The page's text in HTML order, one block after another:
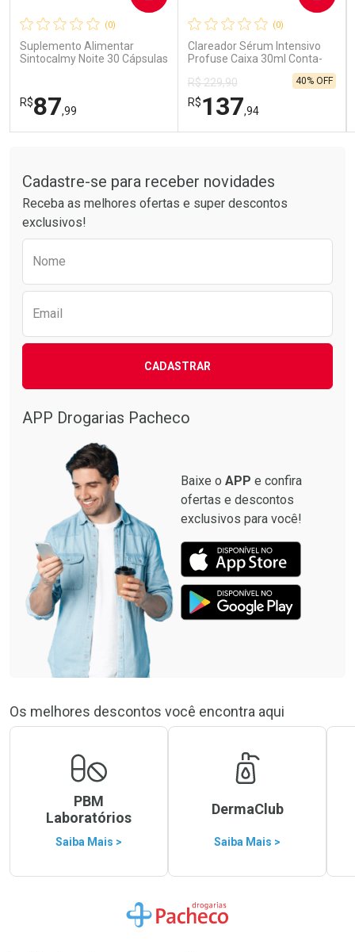
Comprar sem Desconto
Por R$ 85,99/cada
Comprar sem Desconto
Por R$ 85,99/cada
Comprar sem Desconto
Por R$ 189,99/cada
Comprar sem Desconto
Por R$ 189,99/cada
(0)
Suplemento Alimentar
Sintocalmy Noite 30 Cápsulas
R$87,99
Laboratório
Comprar sem Desconto
Por Menos
Comprar sem Desconto
(0)
Clareador Sérum Intensivo
Profuse Caixa 30ml Conta-
R$ 229,90
R$137,94
40% OFF
Laboratório
Comprar sem Desconto
Por Menos
Comprar sem Desconto
Cadastre-se para receber novidades
Receba as melhores ofertas e super descontos
exclusivos!
Nome
Email
CADASTRAR
APP Drogarias Pacheco
Baixe o APP e confira
ofertas e descontos
exclusivos para você!
Os melhores descontos você encontra aqui
PBM
Laboratórios
Saiba Mais >
DermaClub
Saiba Mais >
Ir para a Home